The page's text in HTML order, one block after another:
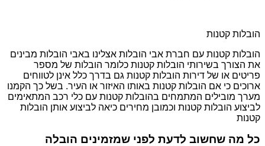
הובלות קטנות
הובלות קטנות עם חברת אבי הובלות אצלינו באבי הובלות מבינים
את הצורך בשירותי הובלות קטנות כלומר הובלות של מספר
פריטים או של דירות הובלות קטנות גם בדרך כלל אינן לטווחים
ארוכים כי אם הובלות קטנות באותו האיזור או העיר. בשל כך הקמנו
מערך מובילים המתמחים בהובלות קטנות עם כלי רכב המתאימים
לביצוע הובלות קטנות וכמובן מחירים כיאה לביצוע אותן הובלות
קטנות
כל מה שחשוב לדעת לפני שמזמינים הובלה